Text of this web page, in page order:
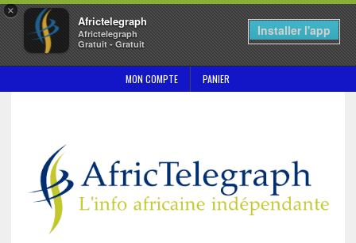
×
Africtelegraph
Africtelegraph
Gratuit - Gratuit
Installer l'app
MON COMPTE PANIER